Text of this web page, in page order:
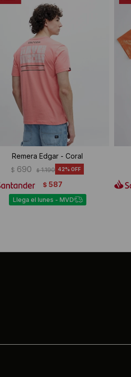
Remera Edgar - Coral
$ 690 $ 1.190 42
$ 587
Llega el lunes - MVD